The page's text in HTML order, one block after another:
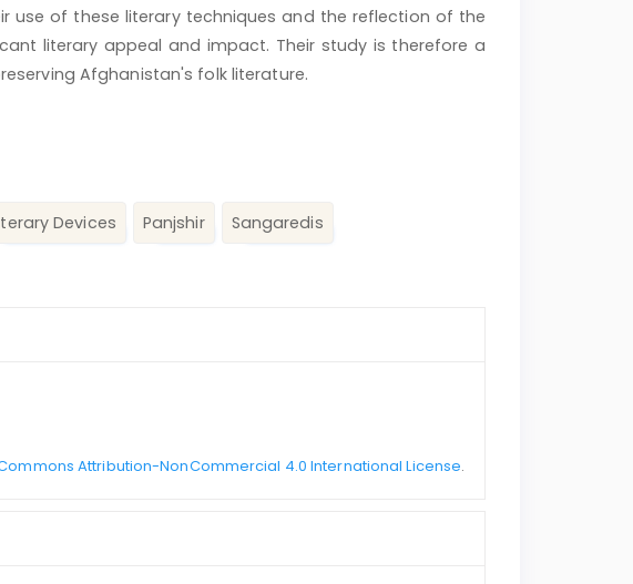
use of these literary techniques and the reflection of the
literary appeal and impact. Their study is therefore a
Afghanistan's folk literature.
Devices Panjshir Sangaredis
Attribution-NonCommercial 4.0 International License.